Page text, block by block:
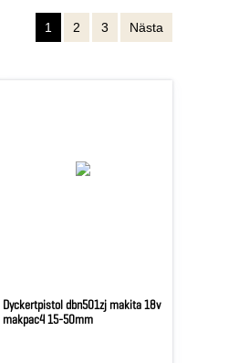
1 2 3 Nästa
Dyckertpistol dbn501zj makita 18v
makpac4 15-50mm